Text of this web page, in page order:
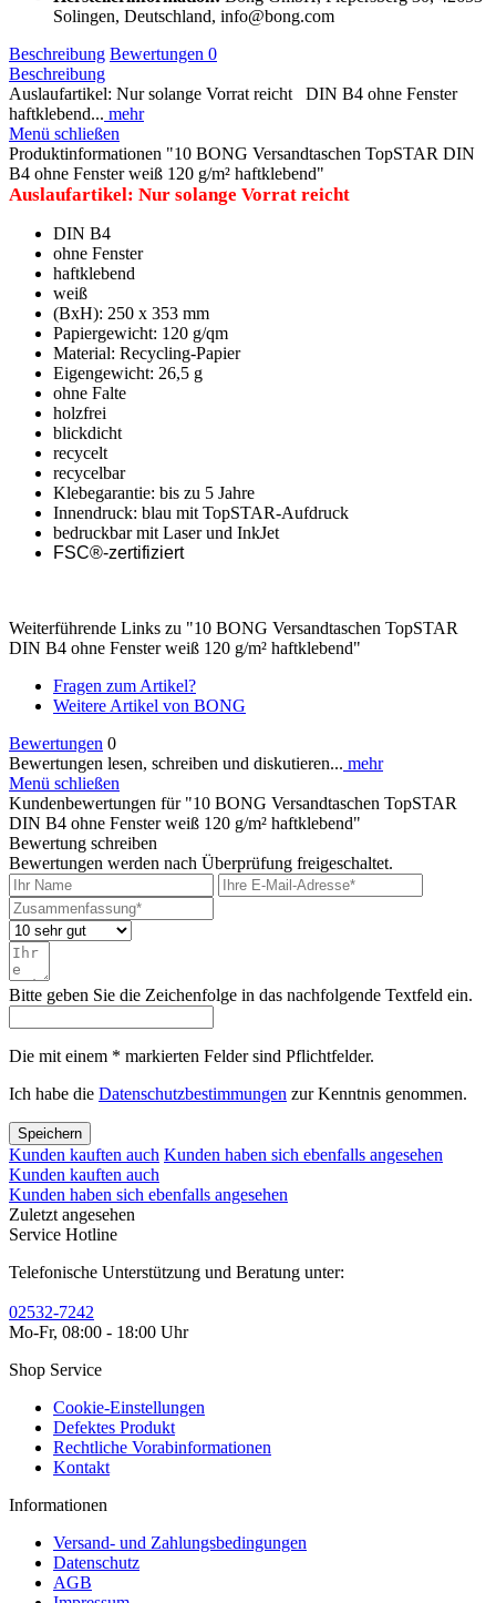
Solingen, Deutschland, info@bong.com
Beschreibung Bewertungen 0
Beschreibung
Auslaufartikel: Nur solange Vorrat reicht DIN B4 ohne Fenster
haftklebend... mehr
Menü schließen
Produktinformationen "10 BONG Versandtaschen TopSTAR DIN
B4 ohne Fenster weiß 120 g/m² haftklebend"
Auslaufartikel: Nur solange Vorrat reicht
DIN B4
ohne Fenster
haftklebend
weiß
(BxH): 250 x 353 mm
Papiergewicht: 120 g/qm
Material: Recycling-Papier
Eigengewicht: 26,5 g
ohne Falte
holzfrei
blickdicht
recycelt
recycelbar
Klebegarantie: bis zu 5 Jahre
Innendruck: blau mit TopSTAR-Aufdruck
bedruckbar mit Laser und InkJet
FSC®-zertifiziert
Weiterführende Links zu "10 BONG Versandtaschen TopSTAR
DIN B4 ohne Fenster weiß 120 g/m² haftklebend"
Fragen zum Artikel?
Weitere Artikel von BONG
Bewertungen 0
Bewertungen lesen, schreiben und diskutieren... mehr
Menü schließen
Kundenbewertungen für "10 BONG Versandtaschen TopSTAR
DIN B4 ohne Fenster weiß 120 g/m² haftklebend"
Bewertung schreiben
Bewertungen werden nach Überprüfung freigeschaltet.
Bitte geben Sie die Zeichenfolge in das nachfolgende Textfeld ein.
Die mit einem * markierten Felder sind Pflichtfelder.
Ich habe die Datenschutzbestimmungen zur Kenntnis genommen.
Speichern
Kunden kauften auch Kunden haben sich ebenfalls angesehen
Kunden kauften auch
Kunden haben sich ebenfalls angesehen
Zuletzt angesehen
Service Hotline
Telefonische Unterstützung und Beratung unter:
02532-7242
Mo-Fr, 08:00 - 18:00 Uhr
Shop Service
Cookie-Einstellungen
Defektes Produkt
Rechtliche Vorabinformationen
Kontakt
Informationen
Versand- und Zahlungsbedingungen
Datenschutz
AGB